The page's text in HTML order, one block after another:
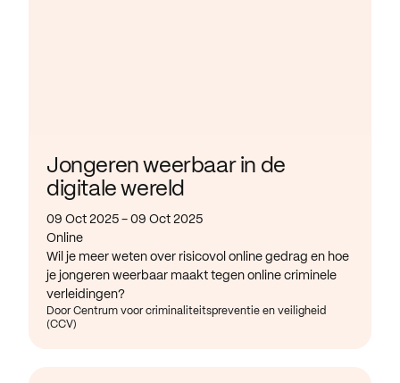
Jongeren weerbaar in de
digitale wereld
09 Oct 2025 - 09 Oct 2025
Online
Wil je meer weten over risicovol online gedrag en hoe
je jongeren weerbaar maakt tegen online criminele
verleidingen?
Door Centrum voor criminaliteitspreventie en veiligheid
(CCV)